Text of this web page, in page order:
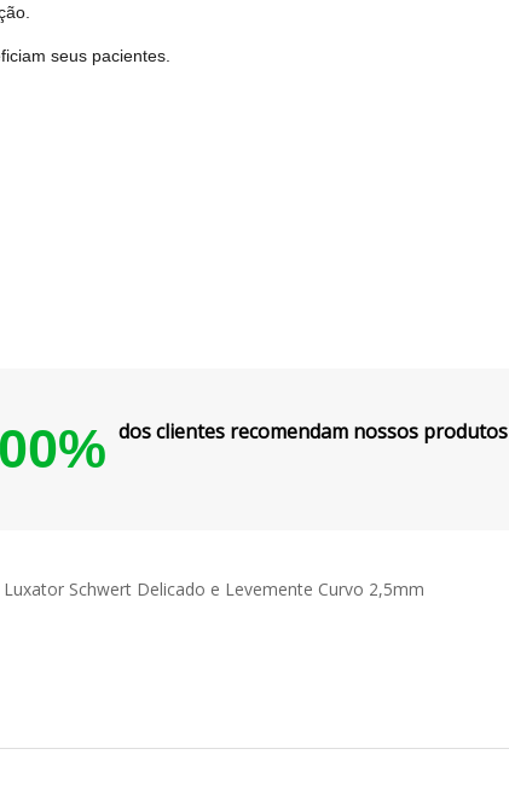
seus pacientes.
dos clientes recomendam nossos produtos
Schwert Delicado e Levemente Curvo 2,5mm